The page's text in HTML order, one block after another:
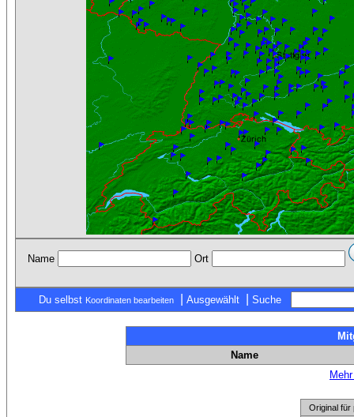
Name Ort
Du selbst Koordinaten bearbeiten Ausgewählt Suche
Name
Original für